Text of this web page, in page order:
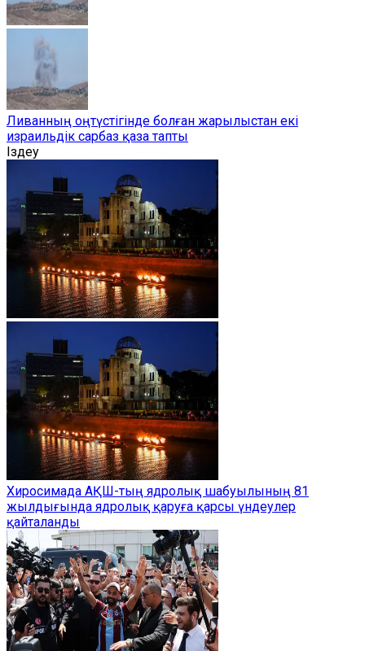
Ливанның оңтүстігінде болған жарылыстан екі
израильдік сарбаз қаза тапты
Іздеу
Хиросимада АҚШ-тың ядролық шабуылының 81
жылдығында ядролық қаруға қарсы үндеулер
қайталанды